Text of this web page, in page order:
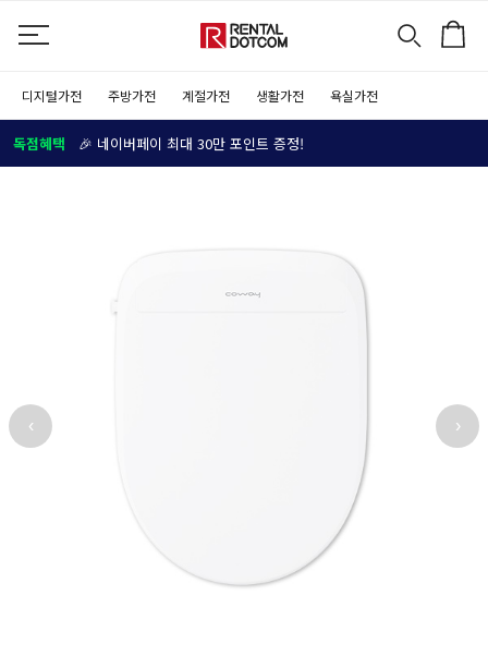
디지털가전 주방가전 계절가전 생활가전 욕실가전
독점혜택 🎉 네이버페이 최대 30만 포인트 증정!
‹ ›